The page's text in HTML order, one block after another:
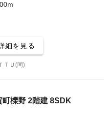
細を見る
ＴＵ(同)
町櫟野 2階建 8SDK